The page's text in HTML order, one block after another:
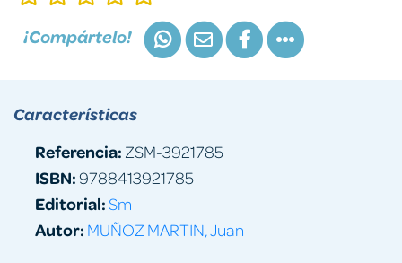
¡Compártelo!
Características
Referencia: ZSM-3921785
ISBN:9788413921785
Editorial:Sm
Autor: MUÑOZ MARTIN, Juan